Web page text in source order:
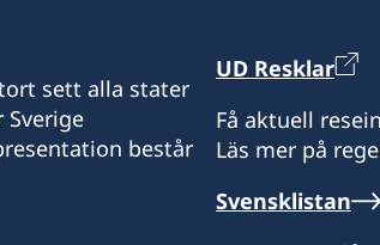
Sveriges
Level 6,
sett alla stater
Sverige
består
UD Resklar
Få aktuell
Läs mer på
Svensklistan